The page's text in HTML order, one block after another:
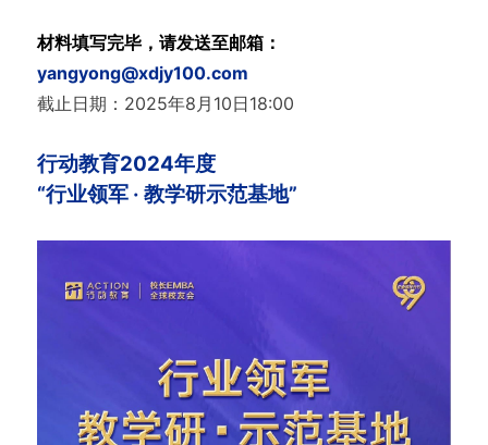
材料填写完毕，请发送至邮箱：
yangyong@xdjy100.com
截止日期：2025年8月10日18:00
行动教育2024年度
“行业领军 · 教学研示范基地”